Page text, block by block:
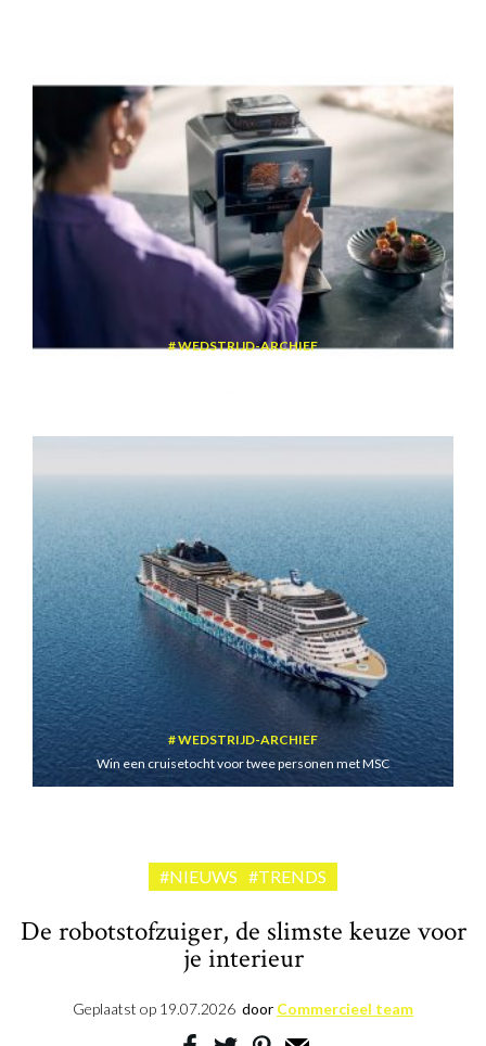
WEDSTRIJD-ARCHIEF
WEDSTRIJD-ARCHIEF
Win een cruisetocht voor twee personen met MSC
#NIEUWS #TRENDS
De robotstofzuiger, de slimste keuze voor
je interieur
Geplaatst op 19.07.2026 door Commercieel team